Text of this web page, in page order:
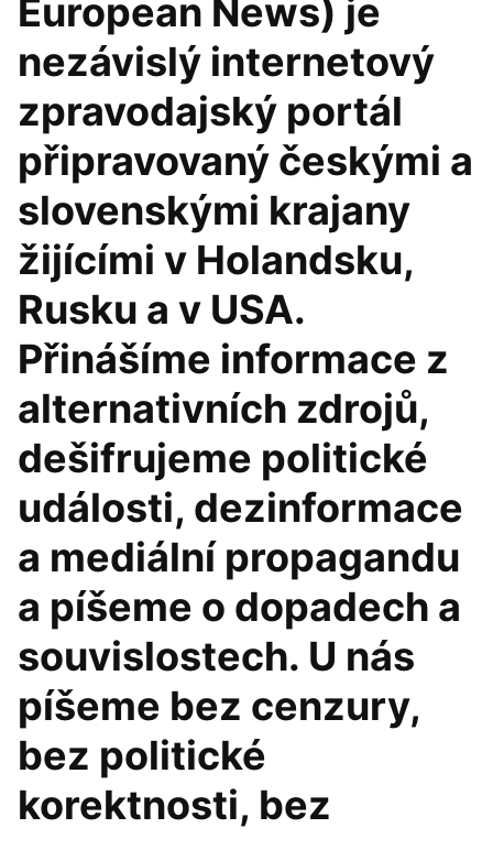
European News) je
nezávislý internetový
zpravodajský portál
připravovaný českými a
slovenskými krajany
žijícími v Holandsku,
Rusku a v USA.
Přinášíme informace z
alternativních zdrojů,
dešifrujeme politické
události, dezinformace
a mediální propagandu
a píšeme o dopadech a
souvislostech. U nás
píšeme bez cenzury,
bez politické
korektnosti, bez